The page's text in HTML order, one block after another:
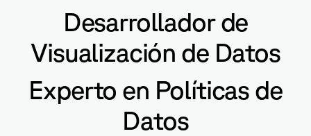
Desarrollador de
Visualización de Datos
Experto en Políticas de
Datos